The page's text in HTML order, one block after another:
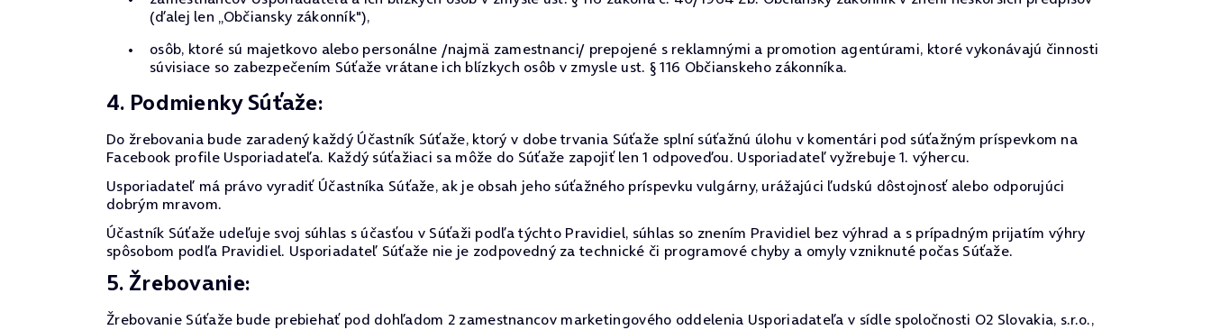
(ďalej len „Občiansky zákonník"),
osôb, ktoré sú majetkovo alebo personálne /najmä zamestnanci/ prepojené s reklamnými a promotion agentúrami, ktoré vykonávajú činnosti
súvisiace so zabezpečením Súťaže vrátane ich blízkych osôb v zmysle ust. § 116 Občianskeho zákonníka.
4. Podmienky Súťaže:
Do žrebovania bude zaradený každý Účastník Súťaže, ktorý v dobe trvania Súťaže splní súťažnú úlohu v komentári pod súťažným príspevkom na
Facebook profile Usporiadateľa. Každý súťažiaci sa môže do Súťaže zapojiť len 1 odpoveďou. Usporiadateľ vyžrebuje 1. výhercu.
Usporiadateľ má právo vyradiť Účastníka Súťaže, ak je obsah jeho súťažného príspevku vulgárny, urážajúci ľudskú dôstojnosť alebo odporujúci
dobrým mravom.
Účastník Súťaže udeľuje svoj súhlas s účasťou v Súťaži podľa týchto Pravidiel, súhlas so znením Pravidiel bez výhrad a s prípadným prijatím výhry
spôsobom podľa Pravidiel. Usporiadateľ Súťaže nie je zodpovedný za technické či programové chyby a omyly vzniknuté počas Súťaže.
5. Žrebovanie:
Žrebovanie Súťaže bude prebiehať pod dohľadom 2 zamestnancov marketingového oddelenia Usporiadateľa v sídle spoločnosti O2 Slovakia, s.r.o.,